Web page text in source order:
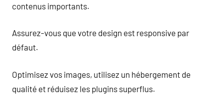
contenus importants.
Assurez-vous que votre design est responsive par
défaut.
Optimisez vos images, utilisez un hébergement de
qualité et réduisez les plugins superflus.